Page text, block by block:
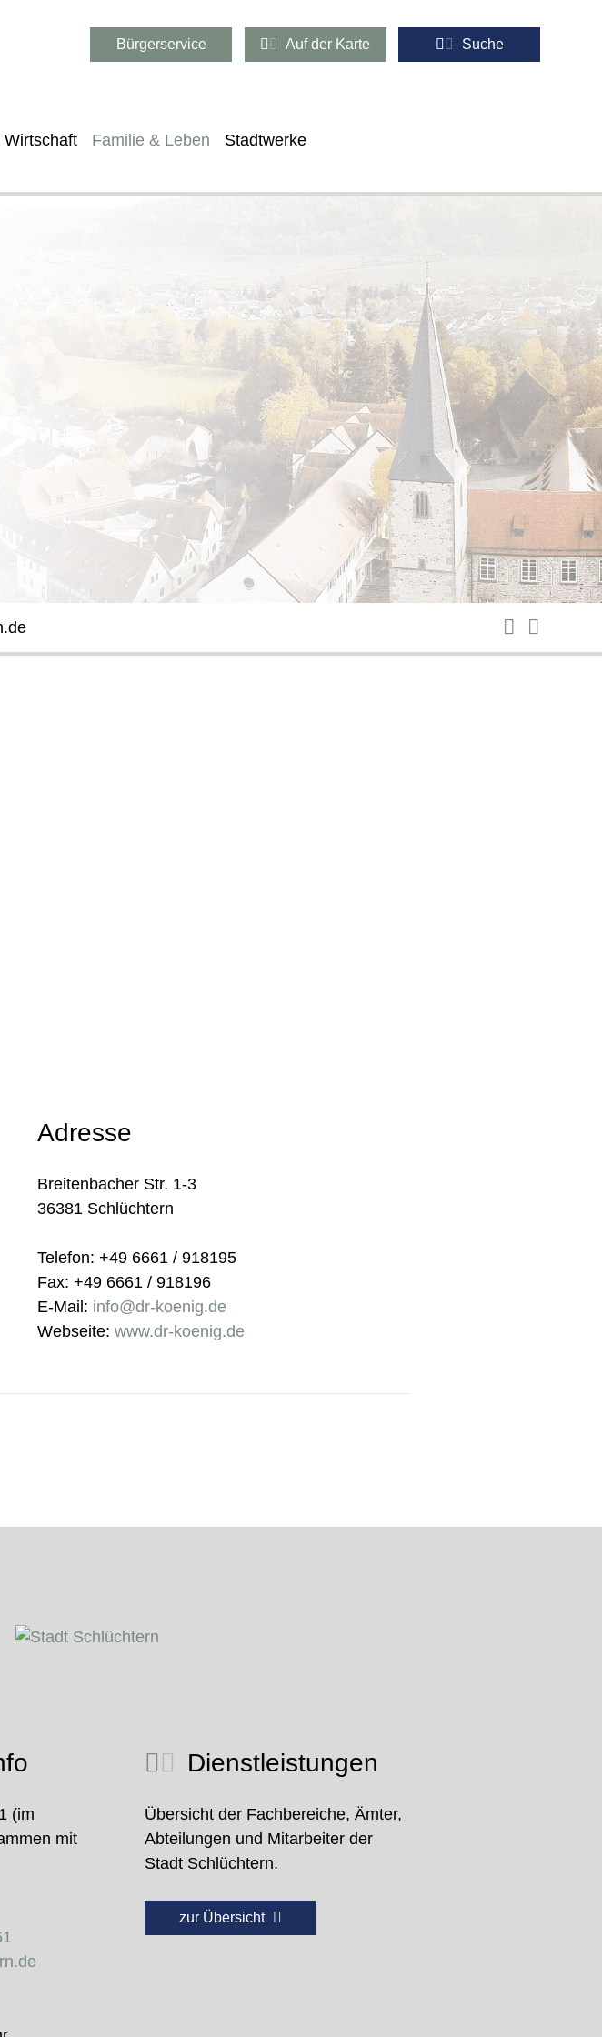
Bürgerservice Auf der Karte Suche
Wirtschaft Familie & Leben Stadtwerke
Adresse
Breitenbacher Str. 1-3
36381 Schlüchtern
Telefon: +49 6661 / 918195
Fax: +49 6661 / 918196
E-Mail: info@dr-koenig.de
Webseite:www.dr-koenig.de
(im
mit
Dienstleistungen
Übersicht der Fachbereiche, Ämter,
Abteilungen und Mitarbeiter der
Stadt Schlüchtern.
zur Übersicht